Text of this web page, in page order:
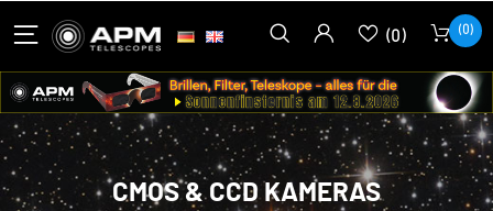
(0) (0)
CMOS & CCD KAMERAS